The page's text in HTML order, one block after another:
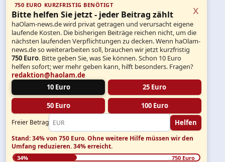
750 EURO KURZFRISTIG BENÖTIGT
Bitte helfen Sie jetzt - jeder Beitrag zählt
haOlam-news.de wird privat getragen und verursacht eigene
laufende Kosten. Die bisherigen Beiträge reichen nicht, um die
nächsten laufenden Verpflichtungen zu decken. Wenn haOlam-
news.de so weiterarbeiten soll, brauchen wir jetzt kurzfristig
750 Euro. Bitte geben Sie, was Sie können. Schon 10 Euro
helfen sofort; wer mehr geben kann, hilft besonders. Fragen?
redaktion@haolam.de
10 Euro
25 Euro
50 Euro 100 Euro
Freier Betrag Helfen
x
Stand: 34% von 750 Euro.Ohne weitere Hilfe müssen wir den
Umfang reduzieren.34% erreicht.
34% 750 Euro